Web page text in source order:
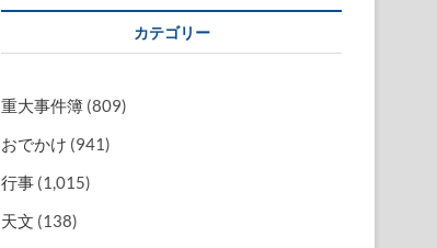
カテゴリー
重大事件簿 (809)
おでかけ (941)
行事 (1,015)
天文 (138)